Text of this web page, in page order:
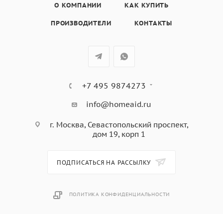
индикаторы остаточного тепла, простая система
индукционнве зоны Ø 215 мм, 2 индукционные зоны Ø
О КОМПАНИИ КАК КУПИТЬ
ПРОИЗВОДИТЕЛИ КОНТАКТЫ
+7 495 9874273
info@homeaid.ru
г. Москва, Севастопольский проспект,
дом 19, корп 1
ПОДПИСАТЬСЯ НА РАССЫЛКУ
ПОЛИТИКА КОНФИДЕНЦИАЛЬНОСТИ